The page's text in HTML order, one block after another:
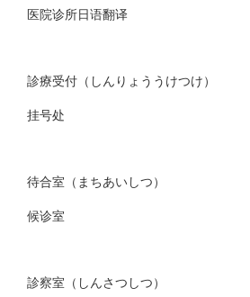
医院诊所日语翻译
診療受付（しんりょううけつけ）
挂号处
待合室（まちあいしつ）
候诊室
診察室（しんさつしつ）